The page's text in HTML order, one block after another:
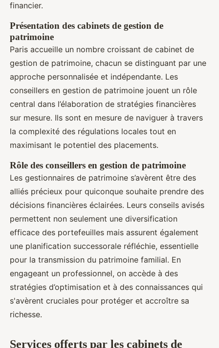
financier.
Présentation des cabinets de gestion de
patrimoine
Paris accueille un nombre croissant de cabinet de
gestion de patrimoine, chacun se distinguant par une
approche personnalisée et indépendante. Les
conseillers en gestion de patrimoine jouent un rôle
central dans l’élaboration de stratégies financières
sur mesure. Ils sont en mesure de naviguer à travers
la complexité des régulations locales tout en
maximisant le potentiel des placements.
Rôle des conseillers en gestion de patrimoine
Les gestionnaires de patrimoine s’avèrent être des
alliés précieux pour quiconque souhaite prendre des
décisions financières éclairées. Leurs conseils avisés
permettent non seulement une diversification
efficace des portefeuilles mais assurent également
une planification successorale réfléchie, essentielle
pour la transmission du patrimoine familial. En
engageant un professionnel, on accède à des
stratégies d’optimisation et à des connaissances qui
s'avèrent cruciales pour protéger et accroître sa
richesse.
Services offerts par les cabinets de